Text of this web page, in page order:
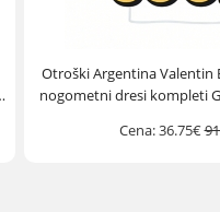
Otroški Argentina Valentin
nogometni dresi kompleti
Cena:36.75€